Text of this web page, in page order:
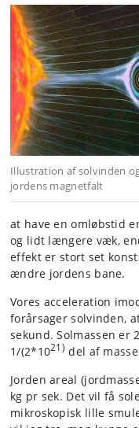
Illustration af solvinden
jordens magnetfalt
at have en omløbstid
og lidt længere væk,
effekt er stort set
ændre jordens bane.
Vores acceleration
forårsager solvinden,
sekund. Solmassen er
1/(2*1021) del af
Jorden areal
kg pr sek. Det vil få
mikroskopisk lille